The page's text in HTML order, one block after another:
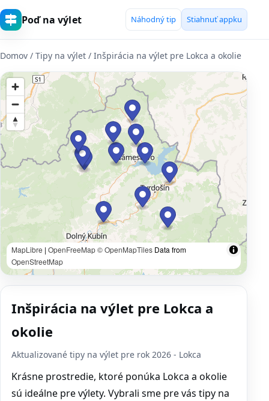
Poď na výlet Náhodný tip Stiahnuť appku
Domov / Tipy na výlet / Inšpirácia na výlet pre Lokca a okolie
MapLibre | OpenFreeMap© OpenMapTiles Data from
OpenStreetMap
Inšpirácia na výlet pre Lokca a
okolie
Aktualizované tipy na výlet pre rok 2026 - Lokca
Krásne prostredie, ktoré ponúka Lokca a okolie
sú ideálne pre výlety. Vybrali sme pre vás tipy na